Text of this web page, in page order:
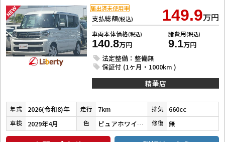
支払総額(税込) 149.9万円
車両本体価格(税込)
140.8万円
諸費用(税込)
9.1万円
法定整備：整備無
保証付 (1ヶ月・1000km )
届出済未使用車
精華店
年式 2026(令和8)年 走行 7km 排気 660cc
車検 2029年4月 色 ピュアホワイトパール 修復 無